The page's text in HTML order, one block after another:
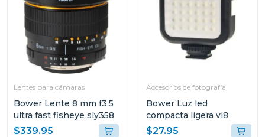
Lentes para cámaras
Bower Lente 8 mm f3.5
ultra fast fisheye sly358
$339.95
Accesorios de fotografía
Bower Luz led
compacta ligera vl8
$27.95